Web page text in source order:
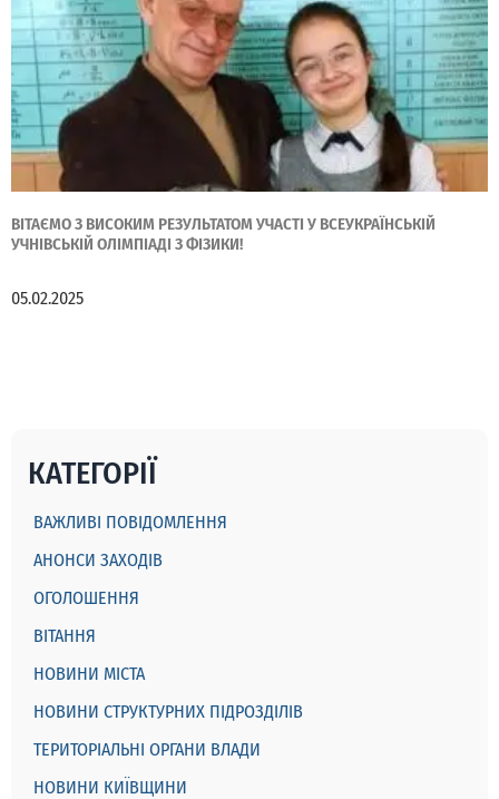
ВІТАЄМО З ВИСОКИМ РЕЗУЛЬТАТОМ УЧАСТІ У ВСЕУКРАЇНСЬКІЙ
УЧНІВСЬКІЙ ОЛІМПІАДІ З ФІЗИКИ!
05.02.2025
КАТЕГОРІЇ
ВАЖЛИВІ ПОВІДОМЛЕННЯ
АНОНСИ ЗАХОДІВ
ОГОЛОШЕННЯ
ВІТАННЯ
НОВИНИ МІСТА
НОВИНИ СТРУКТУРНИХ ПІДРОЗДІЛІВ
ТЕРИТОРІАЛЬНІ ОРГАНИ ВЛАДИ
НОВИНИ КИЇВЩИНИ